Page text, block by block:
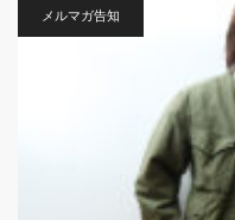
メルマガ告知